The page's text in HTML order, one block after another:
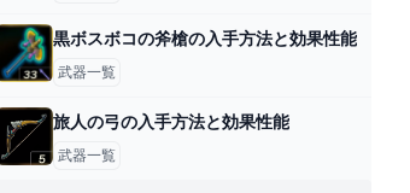
黒ボスボコの斧槍の入手方法と効果性能
武器一覧
旅人の弓の入手方法と効果性能
武器一覧